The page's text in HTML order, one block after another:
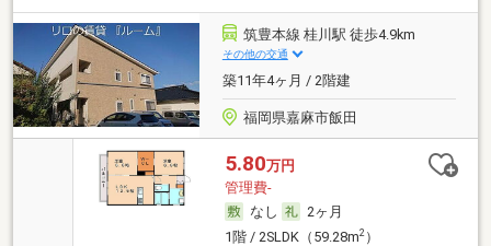
筑豊本線 桂川駅 徒歩4.9km
その他の交通
築11年4ヶ月 / 2階建
福岡県嘉麻市飯田
5.80万円
管理費-
なし
2ヶ月
1階 / 2SLDK（59.28m2）